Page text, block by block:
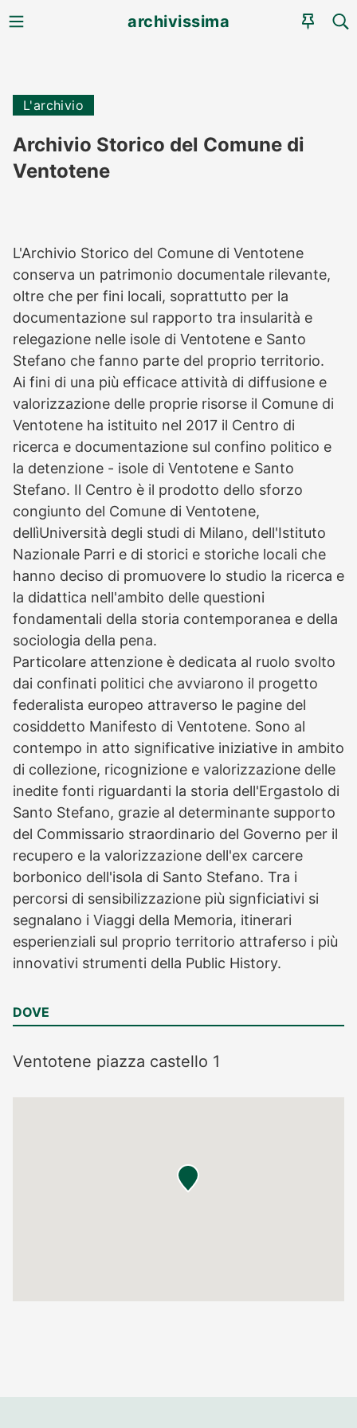
MENU archivissima
L'archivio
Archivio Storico del Comune di
Ventotene
L'Archivio Storico del Comune di Ventotene
conserva un patrimonio documentale rilevante,
oltre che per fini locali, soprattutto per la
documentazione sul rapporto tra insularità e
relegazione nelle isole di Ventotene e Santo
Stefano che fanno parte del proprio territorio.
Ai fini di una più efficace attività di diffusione e
valorizzazione delle proprie risorse il Comune di
Ventotene ha istituito nel 2017 il Centro di
ricerca e documentazione sul confino politico e
la detenzione - isole di Ventotene e Santo
Stefano. Il Centro è il prodotto dello sforzo
congiunto del Comune di Ventotene,
dellìUniversità degli studi di Milano, dell'Istituto
Nazionale Parri e di storici e storiche locali che
hanno deciso di promuovere lo studio la ricerca e
la didattica nell'ambito delle questioni
fondamentali della storia contemporanea e della
sociologia della pena.
Particolare attenzione è dedicata al ruolo svolto
dai confinati politici che avviarono il progetto
federalista europeo attraverso le pagine del
cosiddetto Manifesto di Ventotene. Sono al
contempo in atto significative iniziative in ambito
di collezione, ricognizione e valorizzazione delle
inedite fonti riguardanti la storia dell'Ergastolo di
Santo Stefano, grazie al determinante supporto
del Commissario straordinario del Governo per il
recupero e la valorizzazione dell'ex carcere
borbonico dell'isola di Santo Stefano. Tra i
percorsi di sensibilizzazione più signficiativi si
segnalano i Viaggi della Memoria, itinerari
esperienziali sul proprio territorio attraferso i più
innovativi strumenti della Public History.
DOVE
Ventotene piazza castello 1